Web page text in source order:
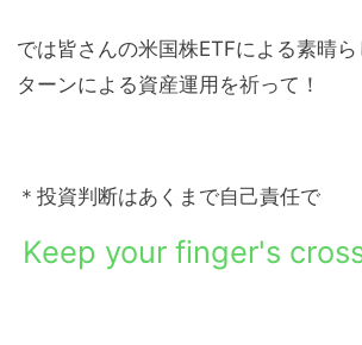
では皆さんの米国株ETFによる素晴ら
ターンによる資産運用を祈って！
＊投資判断はあくまで自己責任で
Keep your finger's